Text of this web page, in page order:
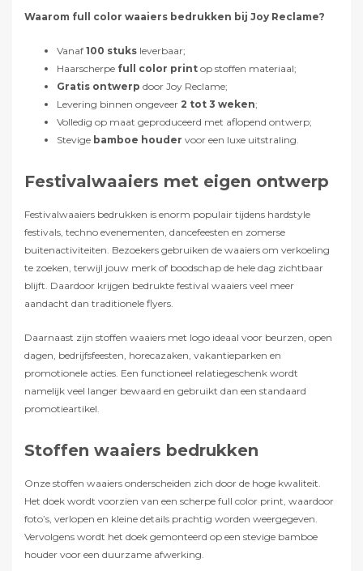
Waarom full color waaiers bedrukken bij Joy Reclame?
Vanaf 100 stuks leverbaar;
Haarscherpe full color print op stoffen materiaal;
Gratis ontwerp door Joy Reclame;
Levering binnen ongeveer 2 tot 3 weken;
Volledig op maat geproduceerd met aflopend ontwerp;
Stevige bamboe houder voor een luxe uitstraling.
Festivalwaaiers met eigen ontwerp
Festivalwaaiers bedrukken is enorm populair tijdens hardstyle
festivals, techno evenementen, dancefeesten en zomerse
buitenactiviteiten. Bezoekers gebruiken de waaiers om verkoeling
te zoeken, terwijl jouw merk of boodschap de hele dag zichtbaar
blijft. Daardoor krijgen bedrukte festival waaiers veel meer
aandacht dan traditionele flyers.
Daarnaast zijn stoffen waaiers met logo ideaal voor beurzen, open
dagen, bedrijfsfeesten, horecazaken, vakantieparken en
promotionele acties. Een functioneel relatiegeschenk wordt
namelijk veel langer bewaard en gebruikt dan een standaard
promotieartikel.
Stoffen waaiers bedrukken
Onze stoffen waaiers onderscheiden zich door de hoge kwaliteit.
Het doek wordt voorzien van een scherpe full color print, waardoor
foto’s, verlopen en kleine details prachtig worden weergegeven.
Vervolgens wordt het doek gemonteerd op een stevige bamboe
houder voor een duurzame afwerking.